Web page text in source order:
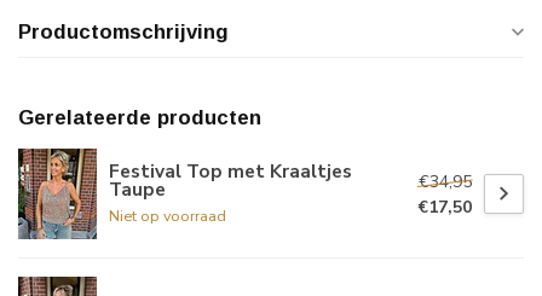
Productomschrijving
Gerelateerde producten
Festival Top met Kraaltjes
Taupe
Niet op voorraad
€34,95
€17,50